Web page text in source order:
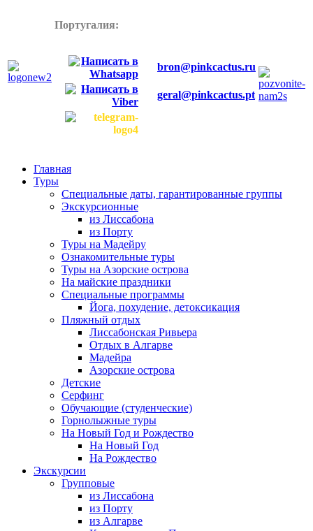
Португалия:
bron@pinkcactus.ru
geral@pinkcactus.pt
Главная
Туры
Специальные даты, гарантированные группы
Экскурсионные
из Лиссабона
из Порту
Туры на Мадейру
Ознакомительные туры
Туры на Азорские острова
На майские праздники
Специальные программы
Йога, похудение, детоксикация
Пляжный отдых
Лиссабонская Ривьера
Отдых в Алгарве
Мадейра
Азорские острова
Детские
Серфинг
Обучающие (студенческие)
Горнолыжные туры
На Новый Год и Рождество
На Новый Год
На Рождество
Экскурсии
Групповые
из Лиссабона
из Порту
из Алгарве